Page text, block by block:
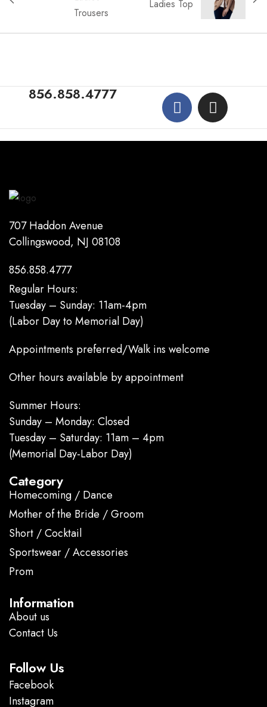
Trousers
Ladies Top
856.858.4777
707 Haddon Avenue
Collingswood, NJ 08108
856.858.4777
Regular Hours:
Tuesday – Sunday: 11am-4pm
(Labor Day to Memorial Day)
Appointments preferred/Walk ins welcome
Other hours available by appointment
Summer Hours:
Sunday – Monday: Closed
Tuesday – Saturday: 11am – 4pm
(Memorial Day-Labor Day)
Category
Homecoming / Dance
Mother of the Bride / Groom
Short / Cocktail
Sportswear / Accessories
Prom
Information
About us
Contact Us
Follow Us
Facebook
Instagram